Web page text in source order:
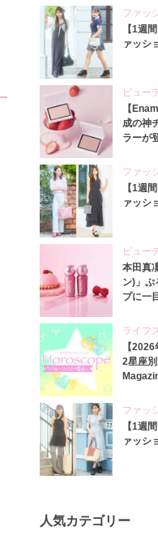
ファッ
【1週
ァッシ
ビュー
【
成の神
ラーが
ファッ
【1週
ァッシ
ビュー
本田真
ン)」ぷ
プに一
ライフ
【
2星座
ファッ
【1週
ァッシ
人気カテゴリー